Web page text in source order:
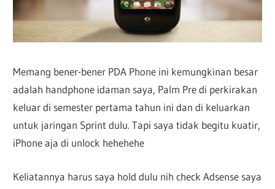
Memang bener-bener PDA Phone ini kemungkinan besar
adalah handphone idaman saya, Palm Pre di perkirakan
keluar di semester pertama tahun ini dan di keluarkan
untuk jaringan Sprint dulu. Tapi saya tidak begitu kuatir,
iPhone aja di unlock hehehehe
Keliatannya harus saya hold dulu nih check Adsense saya